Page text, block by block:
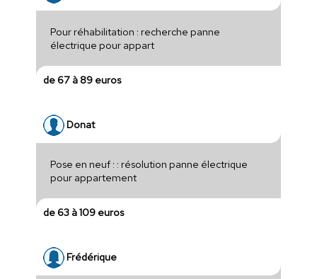
Pour réhabilitation : recherche panne
électrique pour appart
de 67 à 89 euros
Donat
Pose en neuf : : résolution panne électrique
pour appartement
de 63 à 109 euros
Frédérique